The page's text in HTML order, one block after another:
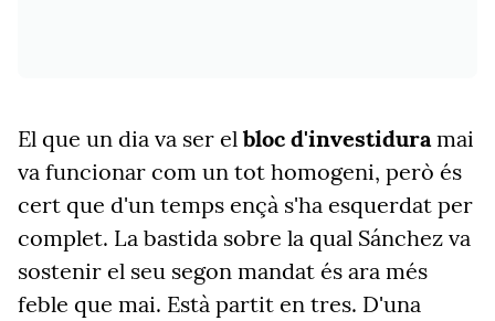
El que un dia va ser el bloc d'investiduramai
va funcionar com un tot homogeni, però és
cert que d'un temps ençà s'ha esquerdat per
complet. La bastida sobre la qual Sánchez va
sostenir el seu segon mandat és ara més
feble que mai. Està partit en tres. D'una